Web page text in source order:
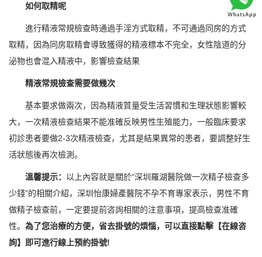
如何取精呢
進行精液常規檢查時通過手淫方式取精，不可通過同房的方式
取精，因為同房取精會導致獲得的精液標本不完全，女性陰道的分
泌物也會混入精液中，影響檢查結果
精液常規檢查需要做幾次
基本要求做兩次，因為精液質量受生活習慣和生理狀態影響較
大，一次精液檢查結果不能准確反映男性生殖能力，一般臨床要求
初診患者要做2-3次精液檢查，尤其是結果異常的患者，要調整好生
活狀態後再次檢測。
溫馨提示： 以上內容就是關於“深圳羅湖醫院做一次精子檢查多
少錢”的相關介紹，深圳怡康婦產醫院不孕不育專家表示，男性不育
做精子檢查前，一定要提前咨詢相關的注意事項，提高檢查准確
性。 為了您治療的方便，省去掛號的煩惱，可以直接點擊【在線咨
詢】即可進行線上預約掛號!